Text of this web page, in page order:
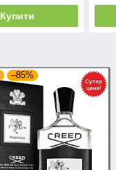
Купити
–85%